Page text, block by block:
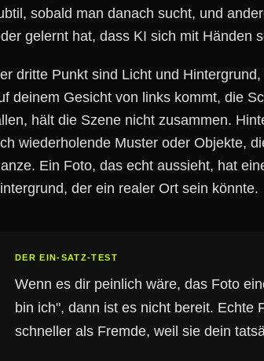
sobald man danach sucht, und
gelernt hat, dass KI sich mit Händen
dritte Punkt sind Licht und
deinem Gesicht von links kommt, die
hält die Szene nicht zusammen.
wiederholende Muster oder Objekte,
Ein Foto, das echt aussieht, hat
der ein realer Ort sein könnte.
DER EIN-SATZ-TEST
Wenn es dir peinlich wäre, das Foto
bin ich", dann ist es nicht bereit. Echte
schneller als Fremde, weil sie dein